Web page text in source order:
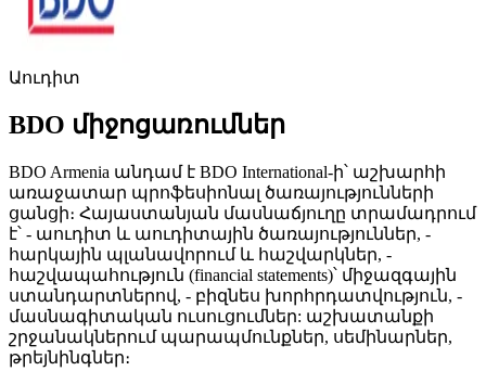
Աուդիտ
BDO միջոցառումներ
BDO Armenia անդամ է BDO International-ի՝ աշխարհի
առաջատար պրոֆեսիոնալ ծառայությունների
ցանցի։ Հայաստանյան մասնաճյուղը տրամադրում
է՝ - աուդիտ և աուդիտային ծառայություններ, -
հարկային պլանավորում և հաշվարկներ, -
հաշվապահություն (financial statements)՝ միջազգային
ստանդարտներով, - բիզնես խորհրդատվություն, -
մասնագիտական ուսուցումներ: աշխատանքի
շրջանակներում պարապմունքներ, սեմինարներ,
թրեյնինգներ։